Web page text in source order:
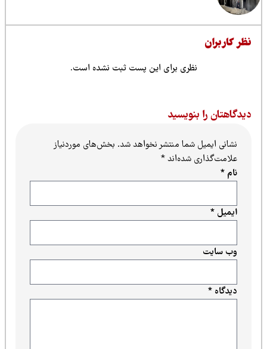
کاربران
نظری برای این پست ثبت نشده است.
را بنویسید
نشانی ایمیل شما منتشر نخواهد شد.بخش‌های موردنیاز
علامت‌گذاری شده‌اند*
دیدگاه*
ایمیل*
وب‌ سایت